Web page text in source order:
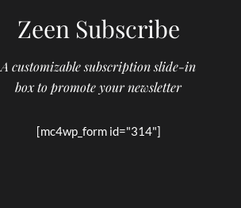
Zeen Subscribe
A customizable subscription slide-in
box to promote your newsletter
[mc4wp_form id="314"]